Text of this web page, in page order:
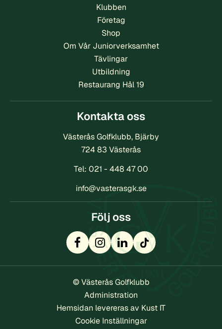
Klubben
Företag
Shop
Om Vår Juniorverksamhet
Tävlingar
Utbildning
Restaurang Hål 19
Kontakta oss
Västerås Golfklubb, Bjärby
724 83 Västerås
Tel: 021 - 448 47 00
info@vasterasgk.se
Följ oss
© Västerås Golfklubb
Administration
Hemsidan levereras av Kust IT
Cookie Inställningar